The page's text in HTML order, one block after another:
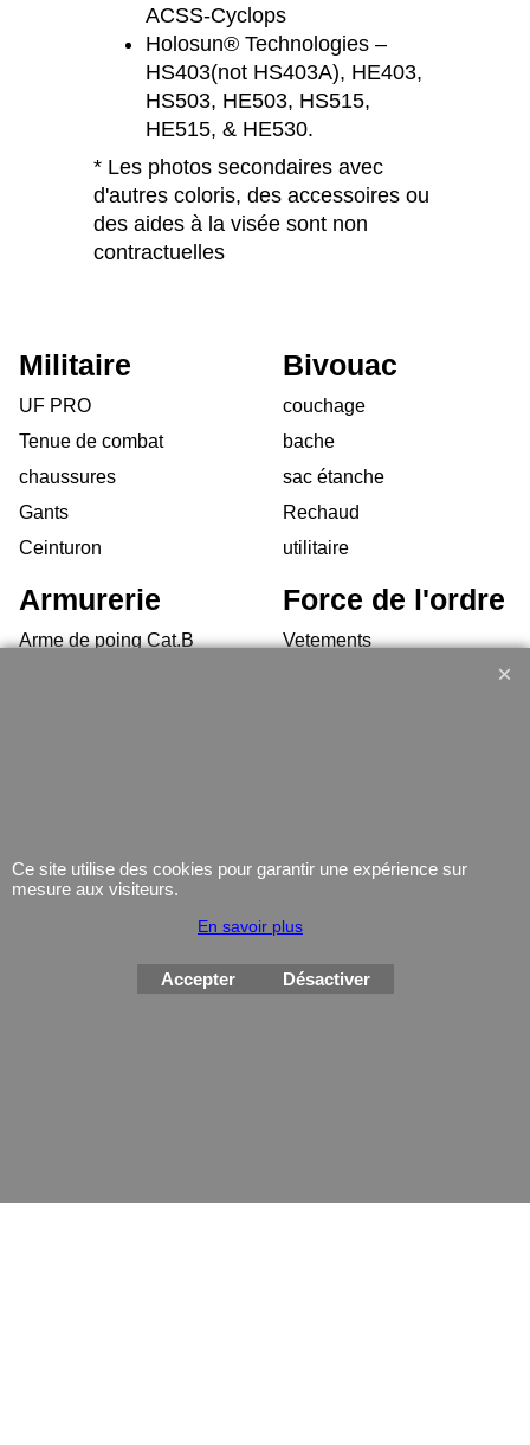
ACSS-Cyclops
Holosun® Technologies –
HS403(not HS403A), HE403,
HS503, HE503, HS515,
HE515, & HE530.
* Les photos secondaires avec
d'autres coloris, des accessoires ou
des aides à la visée sont non
contractuelles
Militaire
UF PRO
Tenue de combat
chaussures
Gants
Ceinturon
Bivouac
couchage
bache
sac étanche
Rechaud
utilitaire
Armurerie
Arme de poing Cat.B
Force de l'ordre
Vetements
chaussures d'interventions
Telephone
Ce site utilise des cookies pour garantir une expérience sur
mesure aux visiteurs.
En savoir plus
Accepter Désactiver